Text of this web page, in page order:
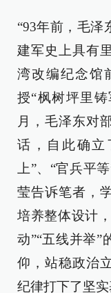
“93年前，毛泽
建军史上具有
湾改编纪念馆
授“枫树坪里
月，毛泽东对
话，自此确立
上”、“官兵平
莹告诉笔者，
培养整体设计
动”“五线并举”
仰，站稳政治
纪律打下了坚实